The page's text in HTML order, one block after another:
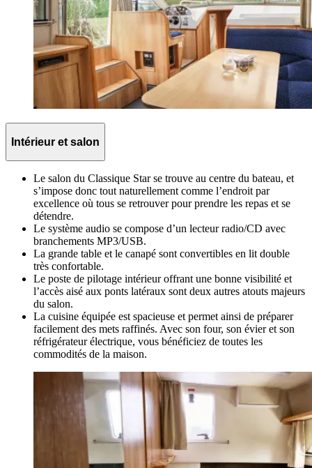
Intérieur et salon
Le salon du Classique Star se trouve au centre du bateau, et
s’impose donc tout naturellement comme l’endroit par
excellence où tous se retrouver pour prendre les repas et se
détendre.
Le système audio se compose d’un lecteur radio/CD avec
branchements MP3/USB.
La grande table et le canapé sont convertibles en lit double
très confortable.
Le poste de pilotage intérieur offrant une bonne visibilité et
l’accès aisé aux ponts latéraux sont deux autres atouts majeurs
du salon.
La cuisine équipée est spacieuse et permet ainsi de préparer
facilement des mets raffinés. Avec son four, son évier et son
réfrigérateur électrique, vous bénéficiez de toutes les
commodités de la maison.